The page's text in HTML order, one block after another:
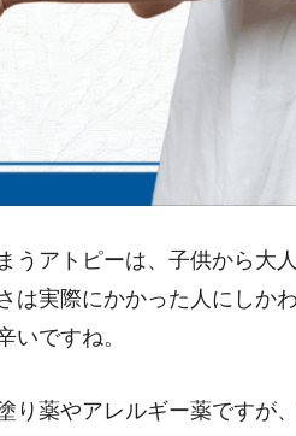
うアトピーは、子供から大
は実際にかかった人にしか
いですね。
り薬やアレルギー薬ですが